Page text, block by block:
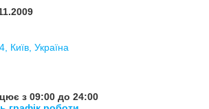
магазин, а велика, оптова,
Київ, Україна
з 09:00 до 24:00